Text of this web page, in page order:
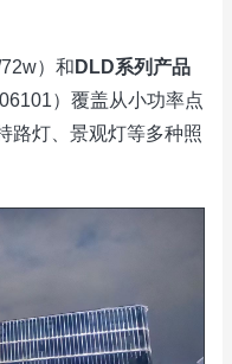
）和 DLD系列产品
）覆盖从小功率点
路灯、景观灯等多种照